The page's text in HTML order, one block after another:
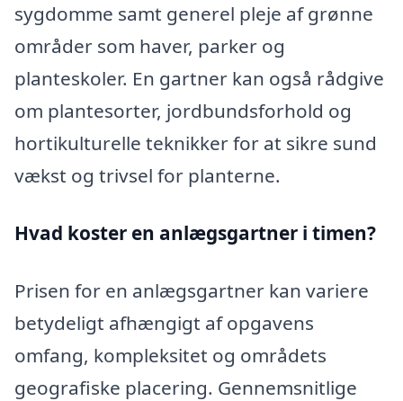
sygdomme samt generel pleje af grønne
områder som haver, parker og
planteskoler. En gartner kan også rådgive
om plantesorter, jordbundsforhold og
hortikulturelle teknikker for at sikre sund
vækst og trivsel for planterne.
Hvad koster en anlægsgartner i timen?
Prisen for en anlægsgartner kan variere
betydeligt afhængigt af opgavens
omfang, kompleksitet og områdets
geografiske placering. Gennemsnitlige